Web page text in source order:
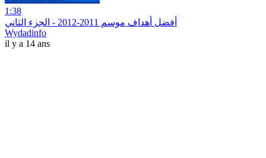
1:38
أفضل أهداف موسم 2011-2012 - الجزء الثاني
Wydadinfo
il y a 14 ans